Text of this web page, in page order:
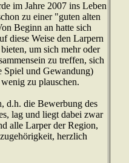
im Jahre 2007 ins Leben
zu einer "guten alten
Beginn an hatte sich
diese Weise den Larpern
um sich mehr oder
zu treffen, sich
Spiel und Gewandung)
zu plauschen.
d.h. die Bewerbung des
lag und liegt dabei zwar
alle Larper der Region,
herzlich